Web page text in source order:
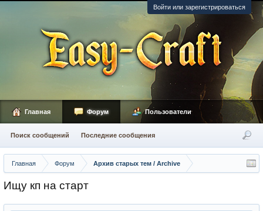
Войти или зарегистрироваться
Главная Форум Архив старых тем / Archive
Ищу кп на старт
Главная Форум
Поиск сообщений Последние сообщения
Пользователи